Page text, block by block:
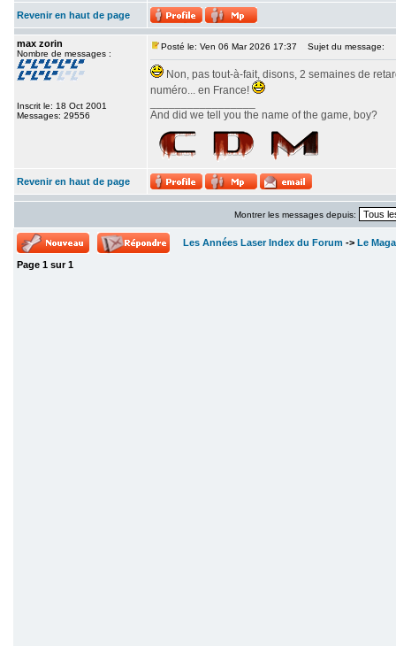
Revenir en haut de page
max zorin
Nombre de messages :
Inscrit le: 18 Oct 2001
Messages: 29556
Posté le: Ven 06 Mar 2026 17:37 Sujet du message:
Non, pas tout-à-fait, disons, 2 semaines de
numéro... en France!
And did we tell you the name of the game, boy?
Revenir en haut de page
Montrer les messages depuis:
Les Années Laser Index du Forum -> Le
Page 1 sur1